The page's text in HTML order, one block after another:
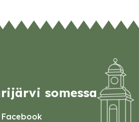
somessa
Facebook